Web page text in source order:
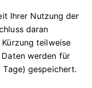
Ihrer Nutzung der
daran
teilweise
werden für
gespeichert.